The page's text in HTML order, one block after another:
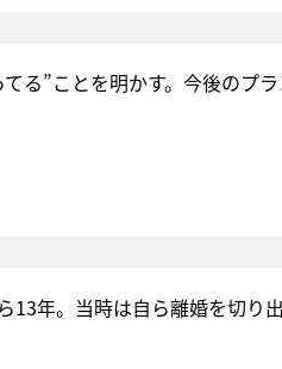
る”ことを明かす。今後のプ
13年。当時は自ら離婚を切り